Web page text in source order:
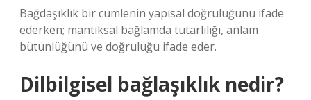
Bağdaşıklık bir cümlenin yapısal doğruluğunu ifade
ederken; mantıksal bağlamda tutarlılığı, anlam
bütünlüğünü ve doğruluğu ifade eder.
Dilbilgisel bağlaşıklık nedir?